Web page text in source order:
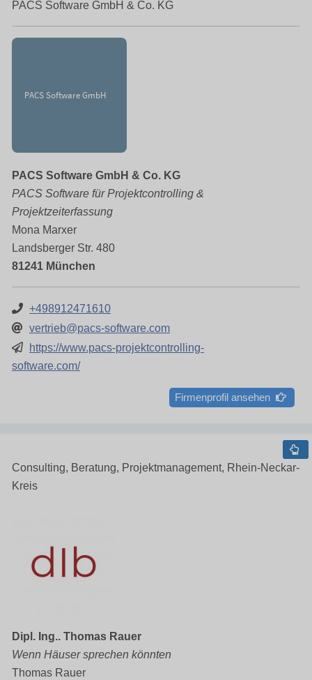
PACS Software GmbH & Co. KG
PACS Software GmbH & Co. KG
PACS Software für Projektcontrolling &
Projektzeiterfassung
Mona Marxer
Landsberger Str. 480
81241 München
+498912471610
vertrieb@pacs-software.com
https://www.pacs-projektcontrolling-
software.com/
Firmenprofil ansehen
Consulting, Beratung, Projektmanagement, Rhein-Neckar-
Kreis
Dipl. Ing.. Thomas Rauer
Wenn Häuser sprechen könnten
Thomas Rauer